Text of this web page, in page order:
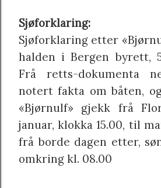
Sjøforklaring:
Sjøforklaring etter
halden i Bergen byrett,
Frå retts-dokumenta
notert fakta om båten,
«Bjørnulf» gjekk frå
januar, klokka 15.00, til
frå borde dagen etter,
omkring kl. 08.00